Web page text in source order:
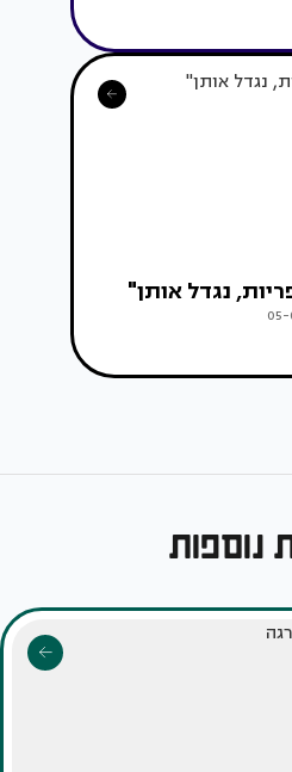
נגדל אותן"
05-
נוספות